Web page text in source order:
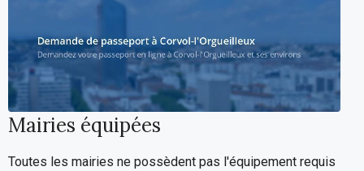
Mairies équipées
Toutes les mairies ne possèdent pas l'équipement requis